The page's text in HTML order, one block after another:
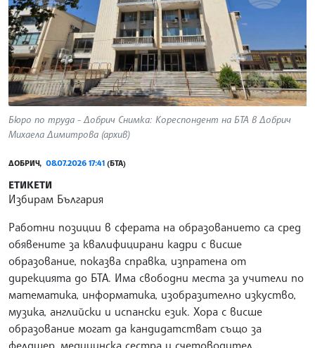
Бюро по труда - Добрич Снимка: Кореспондент на БТА в Добрич
Михаела Димитрова (архив)
ДОБРИЧ, 08.07.2026 17:41 (БТА)
ЕТИКЕТИ
Избирам България
Работни позиции в сферата на образованието са сред
обявените за квалифицирани кадри с висше
образование, показва справка, изпратена от
дирекцията до БТА. Има свободни места за учители по
математика, информатика, изобразително изкуство,
музика, английски и испански език. Хора с висше
образование могат да кандидатстват също за